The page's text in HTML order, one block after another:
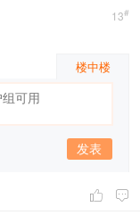
13#
楼中楼
发表
 